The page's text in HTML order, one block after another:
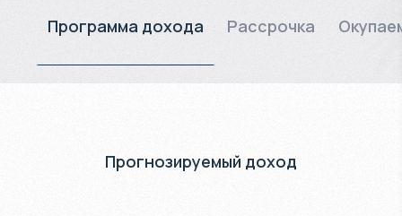
Программа дохода Рассрочка
Прогнозируемый доход